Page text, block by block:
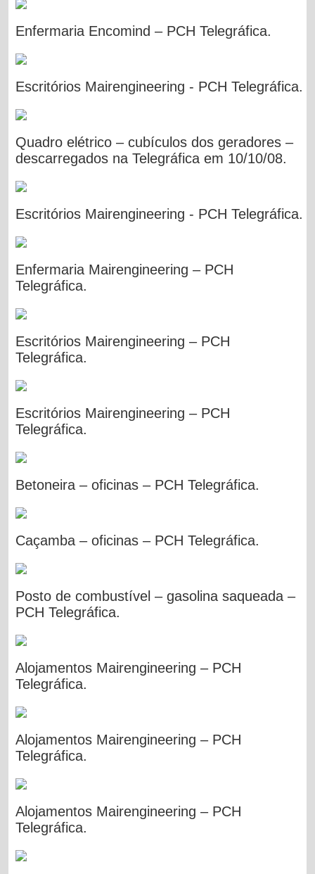
Enfermaria Encomind – PCH Telegráfica.
Escritórios Mairengineering - PCH Telegráfica.
Quadro elétrico – cubículos dos geradores –
descarregados na Telegráfica em 10/10/08.
Escritórios Mairengineering - PCH Telegráfica.
Enfermaria Mairengineering – PCH
Telegráfica.
Escritórios Mairengineering – PCH
Telegráfica.
Escritórios Mairengineering – PCH
Telegráfica.
Betoneira – oficinas – PCH Telegráfica.
Caçamba – oficinas – PCH Telegráfica.
Posto de combustível – gasolina saqueada –
PCH Telegráfica.
Alojamentos Mairengineering – PCH
Telegráfica.
Alojamentos Mairengineering – PCH
Telegráfica.
Alojamentos Mairengineering – PCH
Telegráfica.